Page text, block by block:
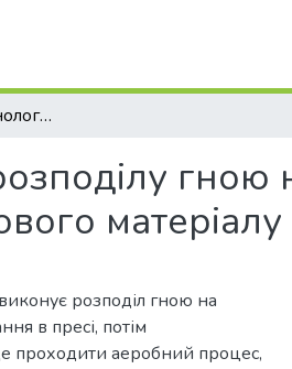
Обгрунтування технологічного процесу розподілу гною на фракції з метою отримання органічного підстилкового матеріалу для ВРХ
гною
розподіл гною на
в пресі, потім
проходити аеробний процес,